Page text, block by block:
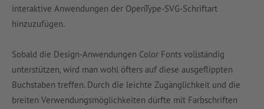
interaktive Anwendungen der OpenType-SVG-Schriftart
hinzuzufügen.
Sobald die Design-Anwendungen Color Fonts vollständig
unterstützen, wird man wohl öfters auf diese ausgeflippten
Buchstaben treffen. Durch die leichte Zugänglichkeit und die
breiten Verwendungsmöglichkeiten dürfte mit Farbschriften